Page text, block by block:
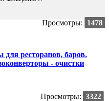
Просмотры: 1478
для ресторанов, баров,
- очистки
Просмотры: 3322